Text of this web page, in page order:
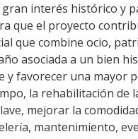
interés histórico y
que el proyecto
que combine ocio,
asociada a un bien
favorecer una mayor
la rehabilitación de
mejorar la
mantenimiento,